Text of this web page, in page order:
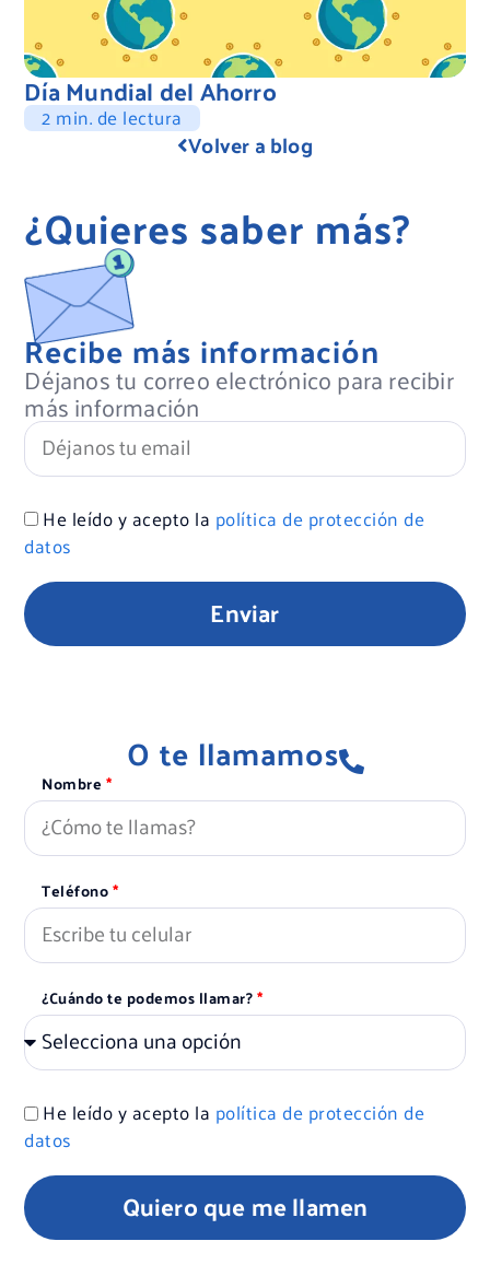
Día Mundial del Ahorro
2 min. de lectura
Volver a blog
¿Quieres saber más?
Recibe más información
Déjanos tu correo electrónico para recibir
más información
He leído y acepto la política de protección de
datos
Enviar
O te llamamos
Nombre
Teléfono
¿Cuándo te podemos llamar?
He leído y acepto la política de protección de
datos
Quiero que me llamen